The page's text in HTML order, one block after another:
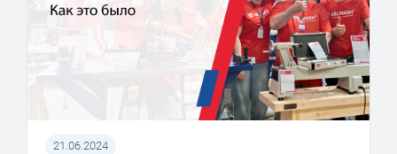
21.06.2024